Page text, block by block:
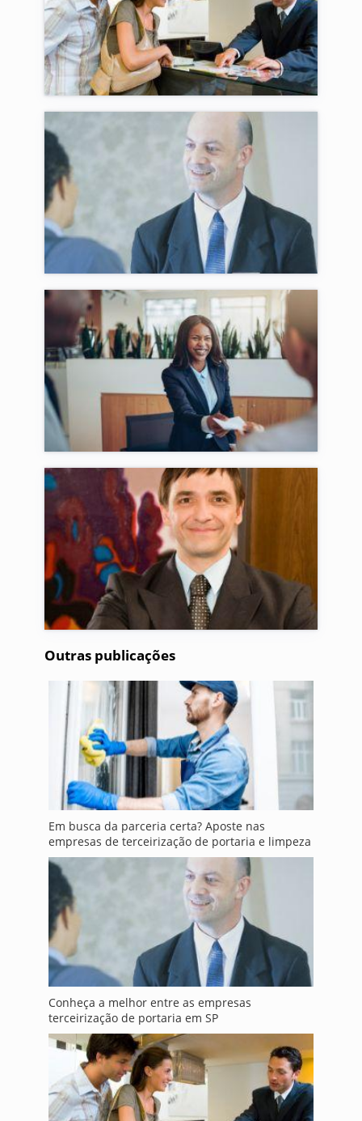
Outras publicações
Em busca da parceria certa? Aposte nas
empresas de terceirização de portaria e limpeza
Conheça a melhor entre as empresas
terceirização de portaria em SP